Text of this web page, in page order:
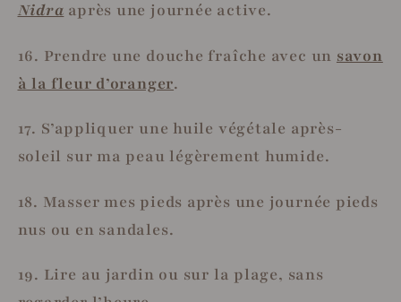
Nidra après une journée active.
16. Prendre une douche fraîche avec un savon
à la fleur d’oranger.
17. S’appliquer une huile végétale après-
soleil sur ma peau légèrement humide.
18. Masser mes pieds après une journée pieds
nus ou en sandales.
19. Lire au jardin ou sur la plage, sans